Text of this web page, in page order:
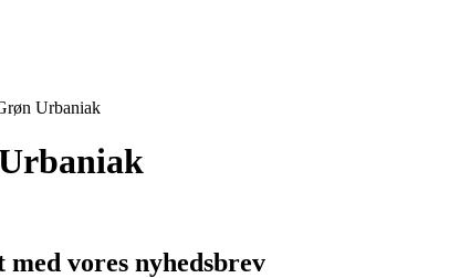
Urbaniak
vores nyhedsbrev